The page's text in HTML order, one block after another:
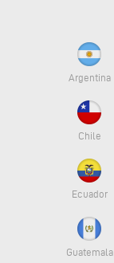
Argentina
Chile
Ecuador
Guatemala